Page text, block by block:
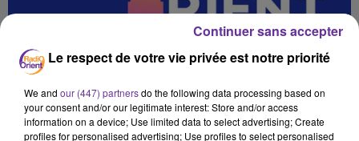
Le respect de votre vie privée est notre priorité
We and our (447) partnersdo the following data processing based on
your consent and/or our legitimate interest: Store and/or access
information on a device; Use limited data to select advertising; Create
profiles for personalised advertising; Use profiles to select personalised
Continuer sans accepter